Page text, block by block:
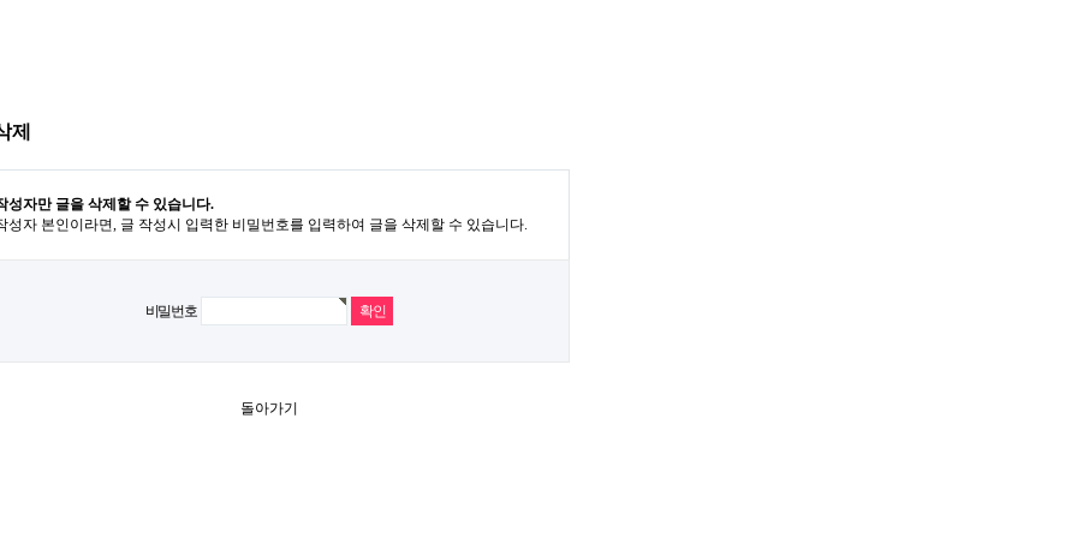
제
성자만 글을 삭제할 수 있습니다.
성자 본인이라면, 글 작성시 입력한 비밀번호를 입력하여 글을 삭제할 수 있습니다.
비밀번호
돌아가기